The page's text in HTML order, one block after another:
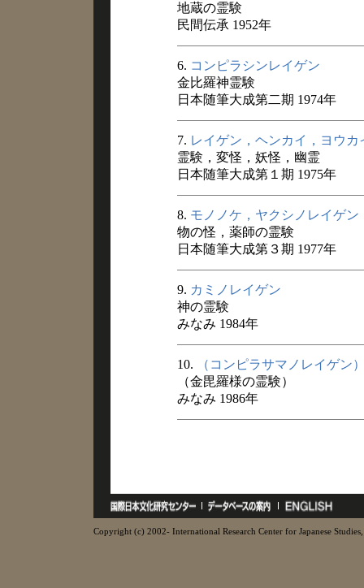
地蔵の霊験
民間伝承 1952年
6. コンピラシンレイゲン
金比羅神霊験
日本随筆大成第二期 1974年
7. レイゲン，ヘンカイ，ヨウカ
霊験，変怪，妖怪，幽霊
日本随筆大成第１期 1975年
8. モノノケ，ヤクシノレイゲン
物の怪，薬師の霊験
日本随筆大成第３期 1977年
9. カミノレイゲン
神の霊験
みなみ 1984年
10.
（コンピラサマノレイゲン
（金毘羅様の霊験）
みなみ 1986年
Copyright (c) 2002- International Research Center for Japanese